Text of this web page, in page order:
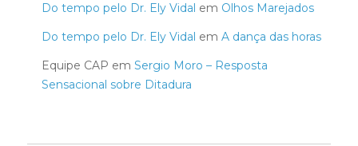
Do tempo pelo Dr. Ely Vidal em Olhos Marejados
Do tempo pelo Dr. Ely Vidal em A dança das horas
Equipe CAP em Sergio Moro – Resposta
Sensacional sobre Ditadura